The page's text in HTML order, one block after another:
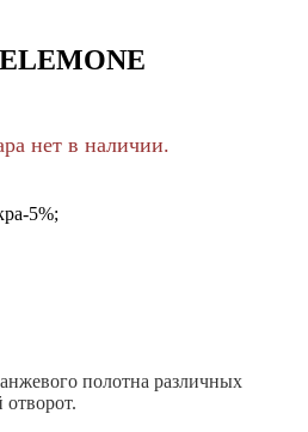
нет в наличии.
5%;
полотна различных